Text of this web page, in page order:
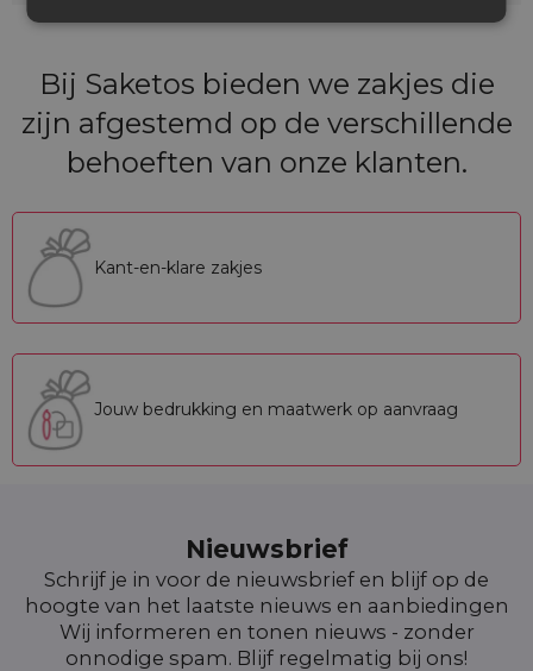
Bij Saketos bieden we zakjes die
zijn afgestemd op de verschillende
behoeften van onze klanten.
Kant-en-klare zakjes
Jouw bedrukking en maatwerk op aanvraag
Nieuwsbrief
Schrijf je in voor de nieuwsbrief en blijf op de
hoogte van het laatste nieuws en aanbiedingen
Wij informeren en tonen nieuws - zonder
onnodige spam. Blijf regelmatig bij ons!